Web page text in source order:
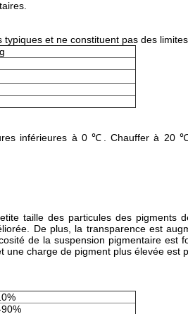
et ne constituent pas des
inférieures à 0 ℃. Chauffer à 20
taille des particules des pigments
De plus, la transparence est
de la suspension pigmentaire est
charge de pigment plus élevée est